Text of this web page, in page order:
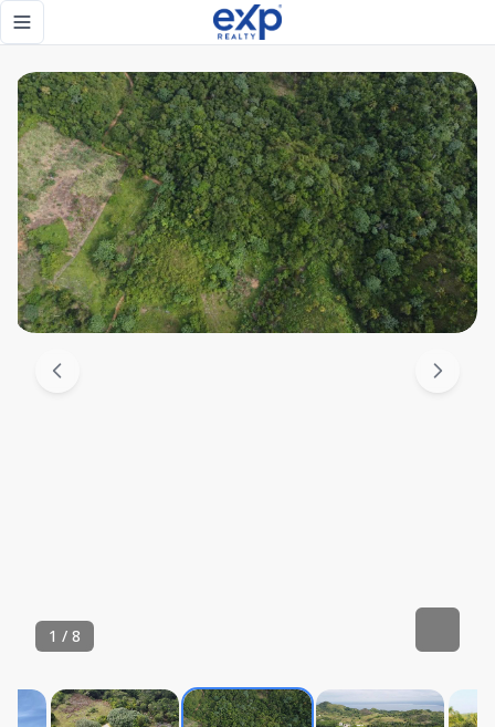
Toggle navigation menu
1 / 8
Venta de solar en samana - eXp Realty República